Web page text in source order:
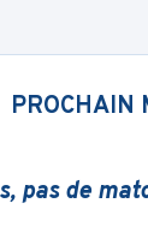
PROCHAIN
pas de